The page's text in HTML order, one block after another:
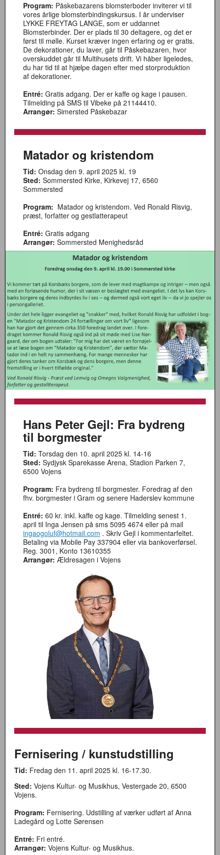
Program: Påskebazarens blomsterboder inviterer vi til
vores årlige blomsterbindingskursus. I år underviser
LYKKE FREYTAG LANGE, som er uddannet
Blomsterbinder. Der er plads til 30 deltagere, og det er
først til mølle. Kurset kræver ingen erfaring og er gratis.
De dekorationer, du laver, går til Påskebazaren, hvor
overskuddet går til Multihusets drift. Vi håber ligeledes,
du har tid til at hjælpe dagen efter med storproduktion
af dekorationer.
Entré: Gratis adgang. Der er kaffe og kage i pausen.
Tilmelding på SMS til Vibeke på 21144410.
Arrangør: Simersted Påskebazar
Matador og kristendom
Tid: Onsdag den 9. april 2025 kl. 19
Sted: Sommersted Kirke, Kirkevej 17, 6560
Sommersted
Program: Matador og kristendom. Ved Ronald Risvig,
præst, forfatter og gestlatterapeut
Entré: Gratis adgang
Arrangør: Sommersted Menighedsråd
Hans Peter Gejl: Fra bydreng
til borgmester
Tid: Torsdag den 10. april 2025 kl. 14-16
Sted: Sydjysk Sparekasse Arena, Stadion Parken 7,
6500 Vojens
Program: Fra bydreng til borgmester. Foredrag af den
fhv. borgmester i Gram og senere Haderslev kommune
Entré: 60 kr. inkl. kaffe og kage. Tilmelding senest 1.
april til Inga Jensen på sms 5095 4674 eller på mail
ingaogoluf@hotmail.com . Skriv Gejl i kommentarfeltet.
Betaling via Mobile Pay 337904 eller via bankoverførsel.
Reg. 3001, Konto 13610355
Arrangør: Ældresagen i Vojens
Fernisering / kunstudstilling
Tid: Fredag den 11. april 2025 kl. 16-17.30.
Sted: Vojens Kultur- og Musikhus, Vestergade 20, 6500
Vojens.
Program: Fernisering. Udstilling af værker udført af Anna
Ladegård og Lotte Sørensen
Entré: Fri entré.
Arrangør: Vojens Kultur- og Musikhus.